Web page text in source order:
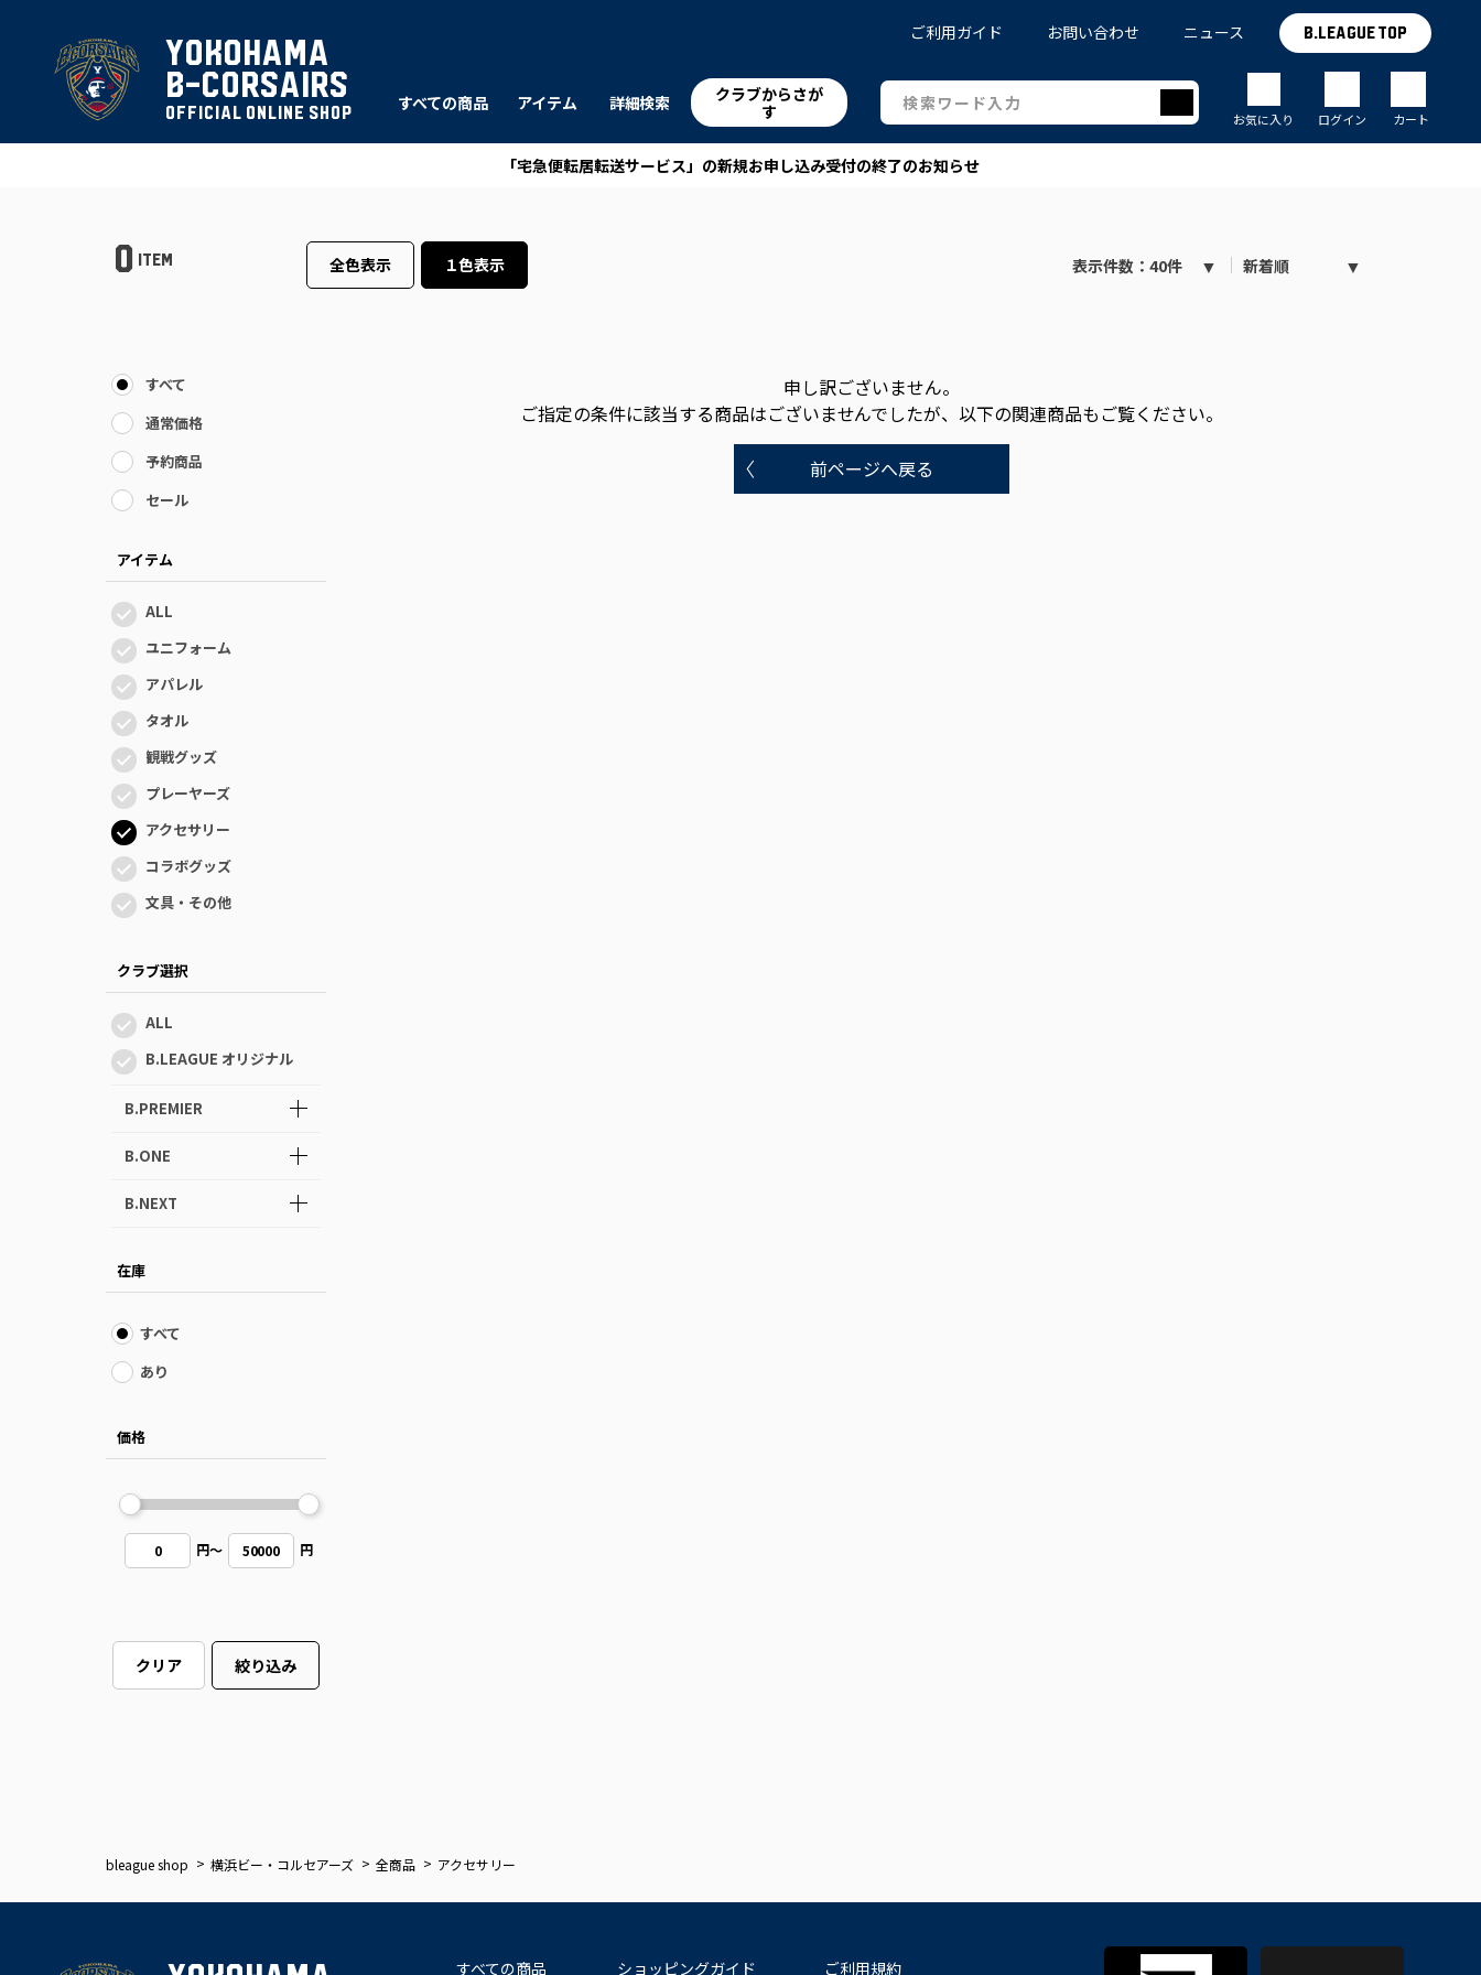
YOKOHAMA
B-CORSAIRS
OFFICIAL ONLINE SHOP すべての商品 アイテム 詳細検索
クラブからさが
す
ご利用ガイド お問い合わせ ニュース B.LEAGUE TOP
お気に入り ログイン カート
「宅急便転居転送サービス」の新規お申し込み受付の終了のお知らせ
0 ITEM 全色表示 １色表示 表示件数：40件 新着順
すべて
通常価格
予約商品
セール
アイテム
ALL
ユニフォーム
アパレル
タオル
観戦グッズ
プレーヤーズ
アクセサリー
コラボグッズ
文具・その他
クラブ選択
ALL
B.LEAGUE オリジナル
B.PREMIER
B.ONE
B.NEXT
在庫
すべて
あり
価格
0 円～ 50000 円
クリア 絞り込み
申し訳ございません。
ご指定の条件に該当する商品はございませんでしたが、以下の関連商品もご覧ください。
前ページへ戻る
bleague shop 横浜ビー・コルセアーズ 全商品 アクセサリー
すべての商品 ショッピングガイド ご利用規約